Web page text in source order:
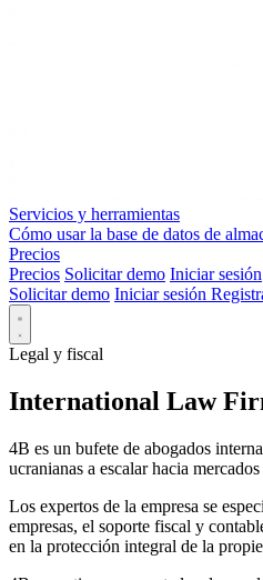
Servicios y herramientas
Cómo usar la base de datos de
Precios
Precios Solicitar demo Iniciar sesión
Solicitar demo Iniciar sesión
Legal y fiscal
International Law
4B es un bufete de abogados
ucranianas a escalar hacia
Los expertos de la empresa se
empresas, el soporte fiscal y
en la protección integral de la